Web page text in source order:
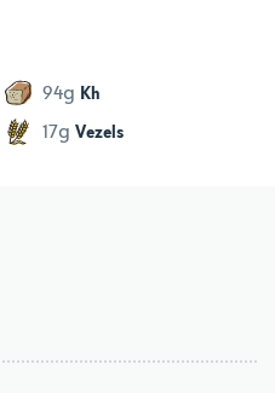
94g Kh
17g Vezels